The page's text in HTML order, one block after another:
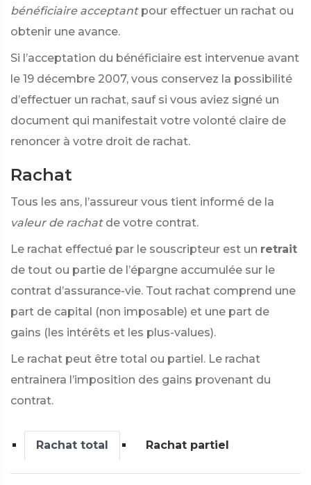
bénéficiaire acceptant pour effectuer un rachat ou
obtenir une avance.
Si l’acceptation du bénéficiaire est intervenue avant
le 19 décembre 2007, vous conservez la possibilité
d’effectuer un rachat, sauf si vous aviez signé un
document qui manifestait votre volonté claire de
renoncer à votre droit de rachat.
Rachat
Tous les ans, l’assureur vous tient informé de la
valeur de rachat de votre contrat.
Le rachat effectué par le souscripteur est un retrait
de tout ou partie de l’épargne accumulée sur le
contrat d’assurance-vie. Tout rachat comprend une
part de capital (non imposable) et une part de
gains (les intérêts et les plus-values).
Le rachat peut être total ou partiel. Le rachat
entrainera l’imposition des gains provenant du
contrat.
Rachat total Rachat partiel